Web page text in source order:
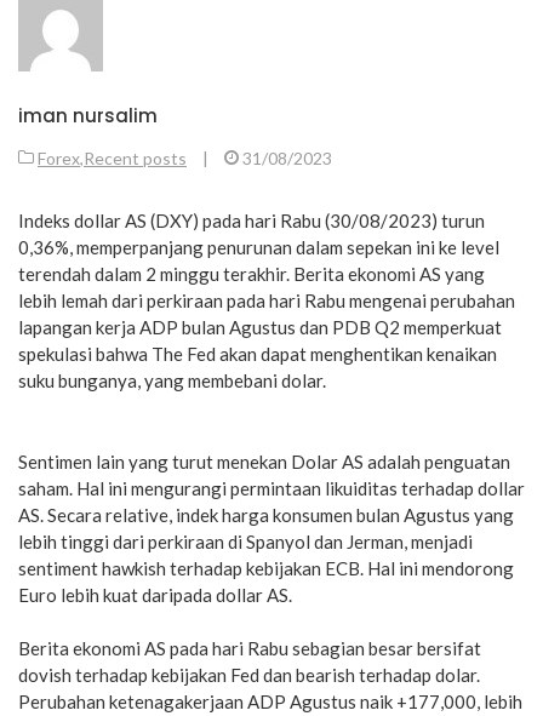
iman nursalim
Forex,Recent posts | 31/08/2023
Indeks dollar AS (DXY) pada hari Rabu (30/08/2023) turun
0,36%, memperpanjang penurunan dalam sepekan ini ke level
terendah dalam 2 minggu terakhir. Berita ekonomi AS yang
lebih lemah dari perkiraan pada hari Rabu mengenai perubahan
lapangan kerja ADP bulan Agustus dan PDB Q2 memperkuat
spekulasi bahwa The Fed akan dapat menghentikan kenaikan
suku bunganya, yang membebani dolar.
Sentimen lain yang turut menekan Dolar AS adalah penguatan
saham. Hal ini mengurangi permintaan likuiditas terhadap dollar
AS. Secara relative, indek harga konsumen bulan Agustus yang
lebih tinggi dari perkiraan di Spanyol dan Jerman, menjadi
sentiment hawkish terhadap kebijakan ECB. Hal ini mendorong
Euro lebih kuat daripada dollar AS.
Berita ekonomi AS pada hari Rabu sebagian besar bersifat
dovish terhadap kebijakan Fed dan bearish terhadap dolar.
Perubahan ketenagakerjaan ADP Agustus naik +177,000, lebih